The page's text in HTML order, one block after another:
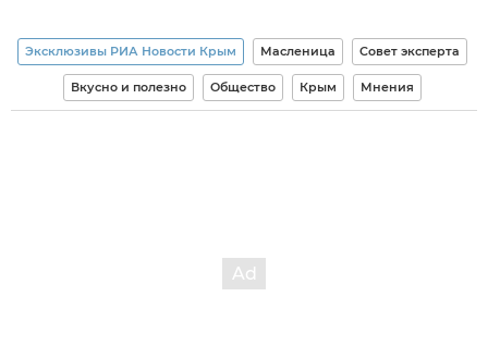
Эксклюзивы РИА Новости Крым Масленица Совет эксперта
Вкусно и полезно Общество Крым Мнения